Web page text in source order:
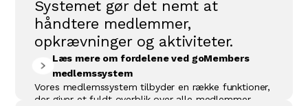
Systemet gør det nemt at
håndtere medlemmer,
opkrævninger og aktiviteter.
Læs mere om fordelene ved goMembers
medlemssystem
Vores medlemssystem tilbyder en række funktioner,
der giver et fuldt overblik over alle medlemmer,